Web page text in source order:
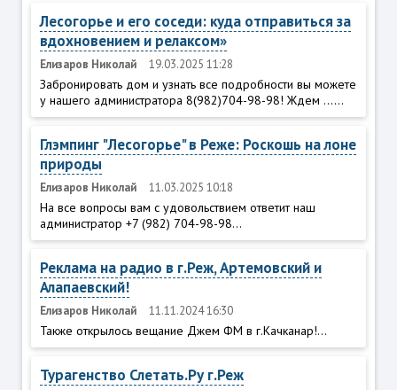
Лесогорье и его соседи: куда отправиться за
вдохновением и релаксом»
Елизаров Николай 19.03.2025 11:28
Забронировать дом и узнать все подробности вы можете
у нашего администратора 8(982)704-98-98! Ждем ......
Глэмпинг "Лесогорье" в Реже: Роскошь на лоне
природы
Елизаров Николай 11.03.2025 10:18
На все вопросы вам с удовольствием ответит наш
администратор +7 (982) 704-98-98...
Реклама на радио в г.Реж, Артемовский и
Алапаевский!
Елизаров Николай 11.11.2024 16:30
Также открылось вещание Джем ФМ в г.Качканар!...
Турагенство Слетать.Ру г.Реж